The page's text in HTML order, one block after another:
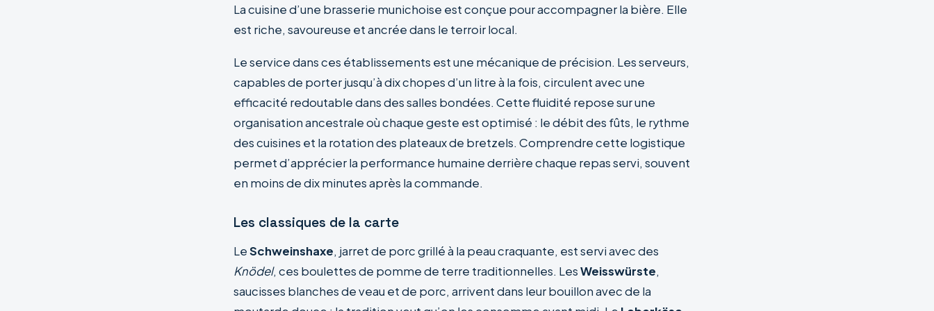
La cuisine d’une brasserie munichoise est conçue pour accompagner la bière. Elle
est riche, savoureuse et ancrée dans le terroir local.
Le service dans ces établissements est une mécanique de précision. Les serveurs,
capables de porter jusqu’à dix chopes d’un litre à la fois, circulent avec une
efficacité redoutable dans des salles bondées. Cette fluidité repose sur une
organisation ancestrale où chaque geste est optimisé : le débit des fûts, le rythme
des cuisines et la rotation des plateaux de bretzels. Comprendre cette logistique
permet d’apprécier la performance humaine derrière chaque repas servi, souvent
en moins de dix minutes après la commande.
Les classiques de la carte
LeSchweinshaxe, jarret de porc grillé à la peau craquante, est servi avec des
Knödel, ces boulettes de pomme de terre traditionnelles. LesWeisswürste,
saucisses blanches de veau et de porc, arrivent dans leur bouillon avec de la